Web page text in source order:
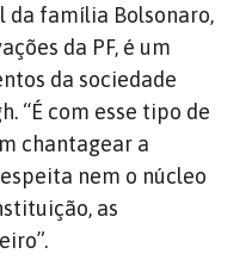
da família Bolsonaro,
da PF, é um
da sociedade
“É com esse tipo de
chantagear a
nem o núcleo
as